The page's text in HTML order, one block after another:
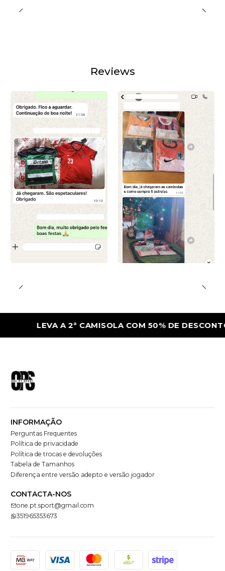
Reviews
LEVA A 2ª CAMISOLA COM 50% DE DESCONTO
INFORMAÇÃO
Perguntas Frequentes
Política de privacidade
Política de trocas e devoluções
Tabela de Tamanhos
Diferença entre versão adepto e versão jogador
CONTACTA-NOS
one.pt.sport@gmail.com
351965353673